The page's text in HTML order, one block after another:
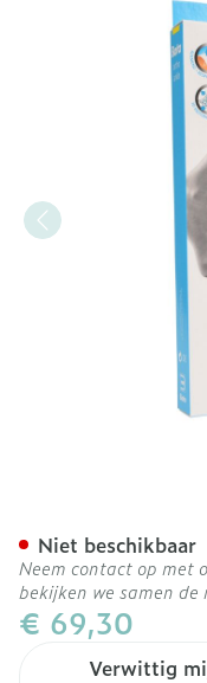
€ 69,30
Verwittig
Niet beschikbaar
Neem contact op met
bekijken we samen de